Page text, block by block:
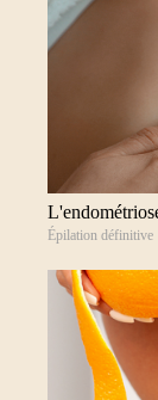
Épilation définitive